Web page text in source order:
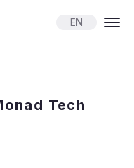
EN
Monad Tech